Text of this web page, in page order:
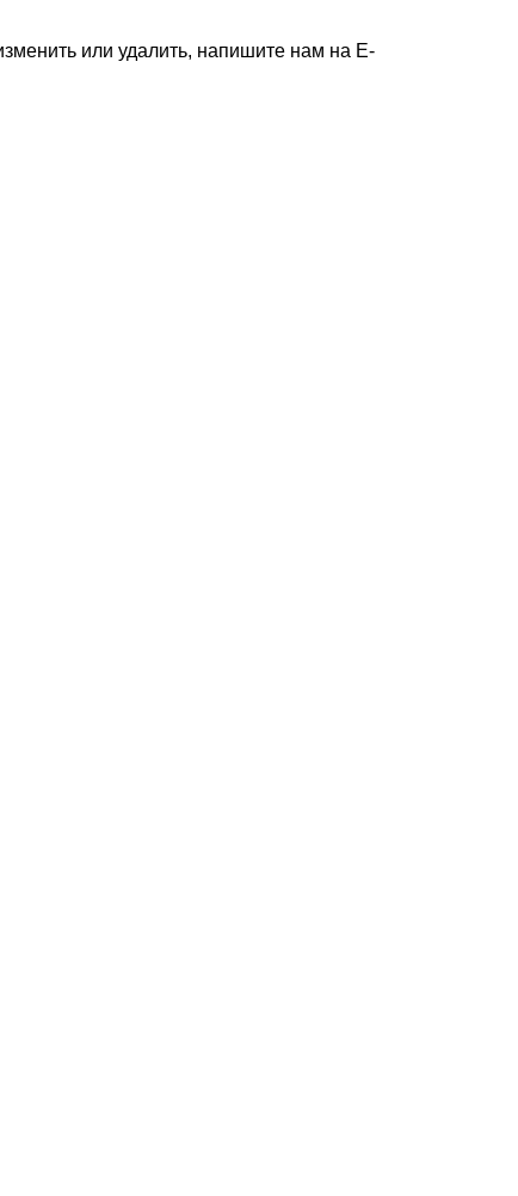
или удалить, напишите нам на E-